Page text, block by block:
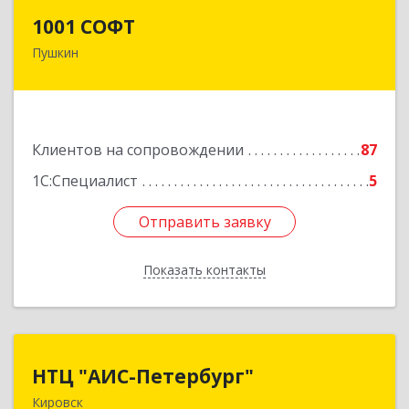
1001 СОФТ
Пушкин
Клиентов на сопровождении
87
1С:Специалист
5
Отправить заявку
Показать контакты
Отправить заявку
Назад
НТЦ "АИС-Петербург"
Кировск
НТЦ "АИС-Петербург"